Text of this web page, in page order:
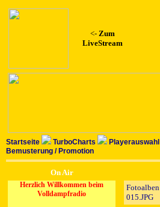
<- Zum
LiveStream
Startseite TurboCharts Playerauswahl
Bemusterung / Promotion
On Air
Herzlich Willkommen beim
Volldampfradio
Fotoalben
015.JPG